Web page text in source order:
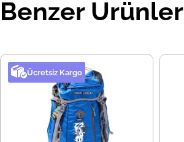
Benzer Ürünler
Ücretsiz Kargo